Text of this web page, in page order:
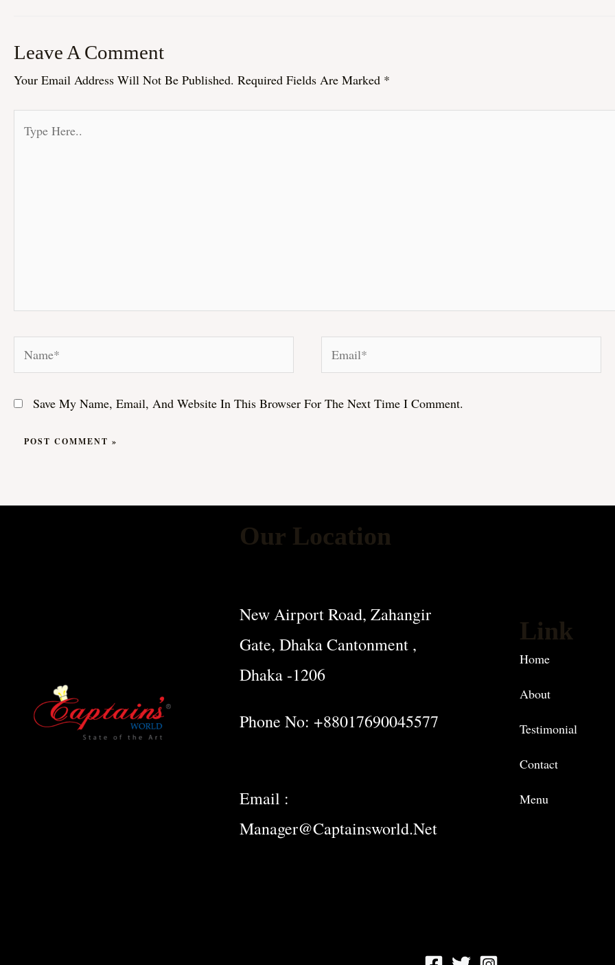
Leave A Comment
Your Email Address Will Not Be Published. Required Fields Are Marked *
Here..
Save My Name, Email, And Website In This Browser For The Next Time I Comment.
Our Location
New Airport Road, Zahangir
Gate, Dhaka Cantonment ,
Dhaka -1206
Phone No: +88017690045577
Email :
Manager@captainsworld.net
Link
Home
About
Testimonial
Contact
Menu